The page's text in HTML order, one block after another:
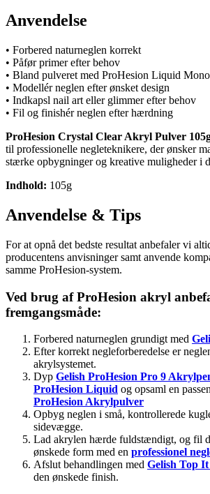
Anvendelse
• Forbered naturneglen korrekt
• Påfør primer efter behov
• Bland pulveret med ProHesion Liquid
• Modellér neglen efter ønsket design
• Indkapsl nail art eller glimmer efter behov
• Fil og finishér neglen efter hærdning
ProHesion Crystal Clear Akryl Pulver
til professionelle negleteknikere, der ønsker
stærke opbygninger og kreative muligheder i
Indhold: 105g
Anvendelse & Tips
For at opnå det bedste resultat anbefaler vi
producentens anvisninger samt anvende
samme ProHesion-system.
Ved brug af ProHesion akryl
fremgangsmåde:
Forbered naturneglen grundigt med
Efter korrekt negleforberedelse er
akrylsystemet.
Dyp Gelish ProHesion Pro 9
ProHesion Liquid og opsaml en
ProHesion Akrylpulver
Opbyg neglen i små, kontrollerede
sidevægge.
Lad akrylen hærde fuldstændigt, og fil
ønskede form med en professionel
Afslut behandlingen med Gelish Top
den ønskede finish.